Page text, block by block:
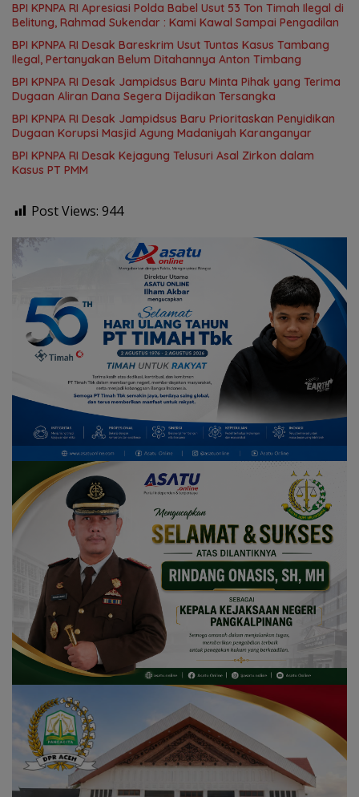
BPI KPNPA RI Apresiasi Polda Babel Usut 53 Ton Timah Ilegal di
Belitung, Rahmad Sukendar : Kami Kawal Sampai Pengadilan
BPI KPNPA RI Desak Bareskrim Usut Tuntas Kasus Tambang
Ilegal, Pertanyakan Belum Ditahannya Anton Timbang
BPI KPNPA RI Desak Jampidsus Baru Minta Pihak yang Terima
Dugaan Aliran Dana Segera Dijadikan Tersangka
BPI KPNPA RI Desak Jampidsus Baru Prioritaskan Penyidikan
Dugaan Korupsi Masjid Agung Madaniyah Karanganyar
BPI KPNPA RI Desak Kejagung Telusuri Asal Zirkon dalam
Kasus PT PMM
Post Views: 944